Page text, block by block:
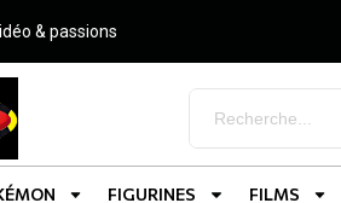
& passions
FIGURINES FILMS